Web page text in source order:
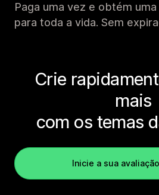
Paga uma vez e obtém
para toda a vida. Sem
Crie
mais
com os temas
Inicie a sua